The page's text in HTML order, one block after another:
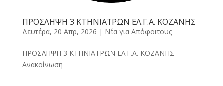
ΠΡΟΣΛΗΨΗ 3 ΚΤΗΝΙΑΤΡΩΝ ΕΛ.Γ.Α. ΚΟΖΑΝΗΣ
Δευτέρα, 20 Απρ, 2026 | Νέα για Απόφοιτους
ΠΡΟΣΛΗΨΗ 3 ΚΤΗΝΙΑΤΡΩΝ ΕΛ.Γ.Α. ΚΟΖΑΝΗΣ
Ανακοίνωση